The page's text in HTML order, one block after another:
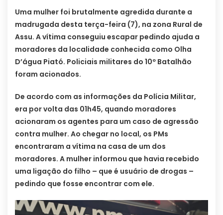
Uma mulher foi brutalmente agredida durante a
madrugada desta terça-feira (7), na zona Rural de
Assu. A vítima conseguiu escapar pedindo ajuda a
moradores da localidade conhecida como Olha
D’água Piató. Policiais militares do 10º Batalhão
foram acionados.
De acordo com as informações da Polícia Militar,
era por volta das 01h45, quando moradores
acionaram os agentes para um caso de agressão
contra mulher. Ao chegar no local, os PMs
encontraram a vítima na casa de um dos
moradores. A mulher informou que havia recebido
uma ligação do filho – que é usuário de drogas –
pedindo que fosse encontrar com ele.